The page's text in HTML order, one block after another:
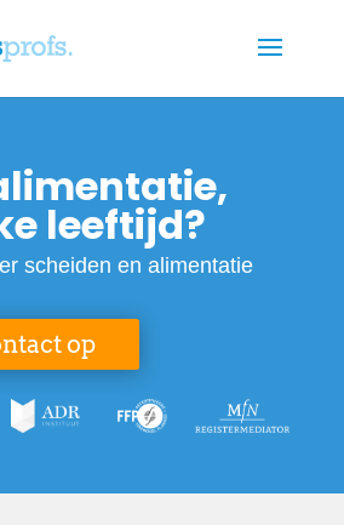
leeftijd?
scheiden en alimentatie
op